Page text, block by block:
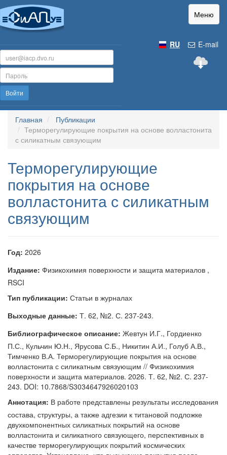
Меню
E-mail
RU
Войти
Главная
Публикации
Терморегулирующие покрытия на основе волластонита
с силикатным связующим
Терморегулирующие
покрытия на основе
волластонита с силикатным
связующим
Год: 2026
Издание: Физикохимия поверхности и защита материалов ,
RSCI
Тип публикации: Статьи в журналах
Выходные данные: Т. 62, №2. С. 237-243.
Библиографическое описание: Жевтун И.Г., Гордиенко
П.С., Кульчин Ю.Н., Ярусова С.Б., Никитин А.И., Голуб А.В.,
Тимченко В.А. Терморегулирующие покрытия на основе
волластонита с силикатным связующим // Физикохимия
поверхности и защита материалов. 2026. Т. 62, №2. С. 237-
243. DOI: 10.7868/S3034647926020103
Аннотация: В работе представлены результаты исследования
состава, структуры, а также адгезии к титановой подложке
двухкомпонентных силикатных покрытий на основе
волластонита и силикатного связующего, перспективных в
качестве терморегулирующих покрытий космических